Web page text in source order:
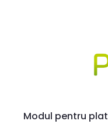
Modul pentru